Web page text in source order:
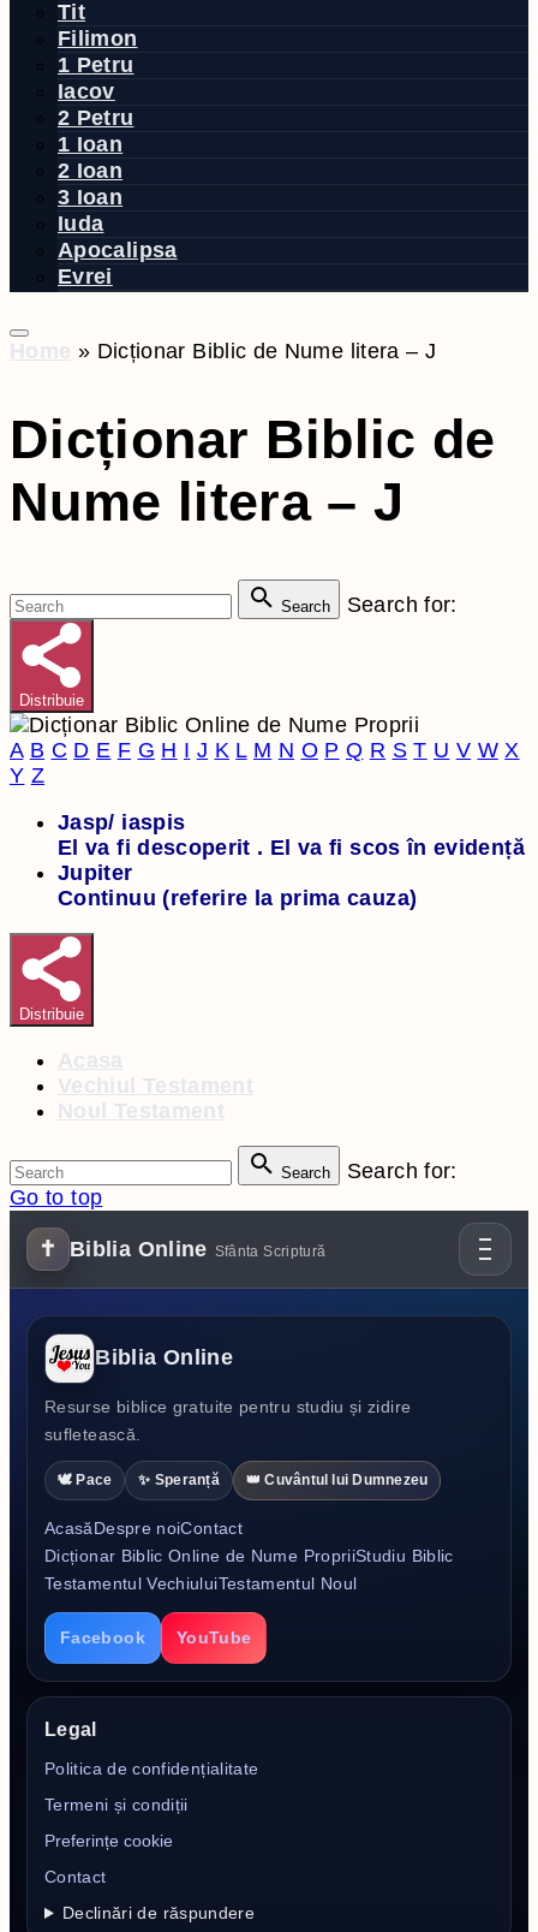
Tit
Filimon
1 Petru
Iacov
2 Petru
1 Ioan
2 Ioan
3 Ioan
Iuda
Apocalipsa
Evrei
Home » Dicționar Biblic de Nume litera – J
Dicționar Biblic de
Nume litera – J
Search Search for:
Distribuie
A B C D E F G H I J K L M N O P Q R S T U V W X
Y Z
Jasp/ iaspis
El va fi descoperit . El va fi scos în evidență
Jupiter
Continuu (referire la prima cauza)
Distribuie
Acasa
Vechiul Testament
Noul Testament
Search
Search for:
Go to top
✝ Biblia Online Sfânta Scriptură
Biblia Online
Resurse biblice gratuite pentru studiu și zidire
sufletească.
🕊️ Pace ✨ Speranță 👑 Cuvântul lui Dumnezeu
AcasăDespre noiContact
Dicționar Biblic Online de Nume PropriiStudiu Biblic
Testamentul VechiuluiTestamentul Noul
Facebook YouTube
Legal
Politica de confidențialitate
Termeni și condiții
Preferințe cookie
Contact
Declinări de răspundere